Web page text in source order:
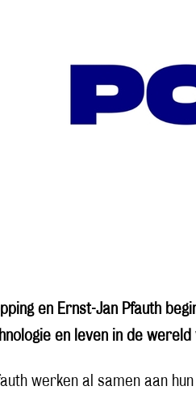
en Ernst-Jan Pfauth
en leven in de wereld
werken al samen aan